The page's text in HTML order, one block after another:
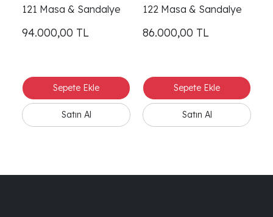
121 Masa & Sandalye
94.000,00 TL
122 Masa & Sandalye
86.000,00 TL